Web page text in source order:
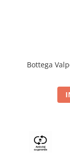
Bottega